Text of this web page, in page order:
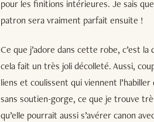
pour les finitions intérieures. Je sais
patron sera vraiment parfait ensuite !
Ce que j’adore dans cette robe, c’est
cela fait un très joli décolleté. Aussi,
liens et coulissent qui viennent
sans soutien-gorge, ce que je trouve
qu’elle pourrait aussi s’avérer canon